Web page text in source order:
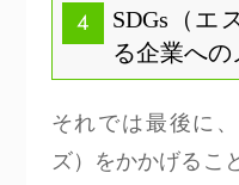
4
SDGs（エ
る企業への
それでは最後に
ズ）をかかげるこ